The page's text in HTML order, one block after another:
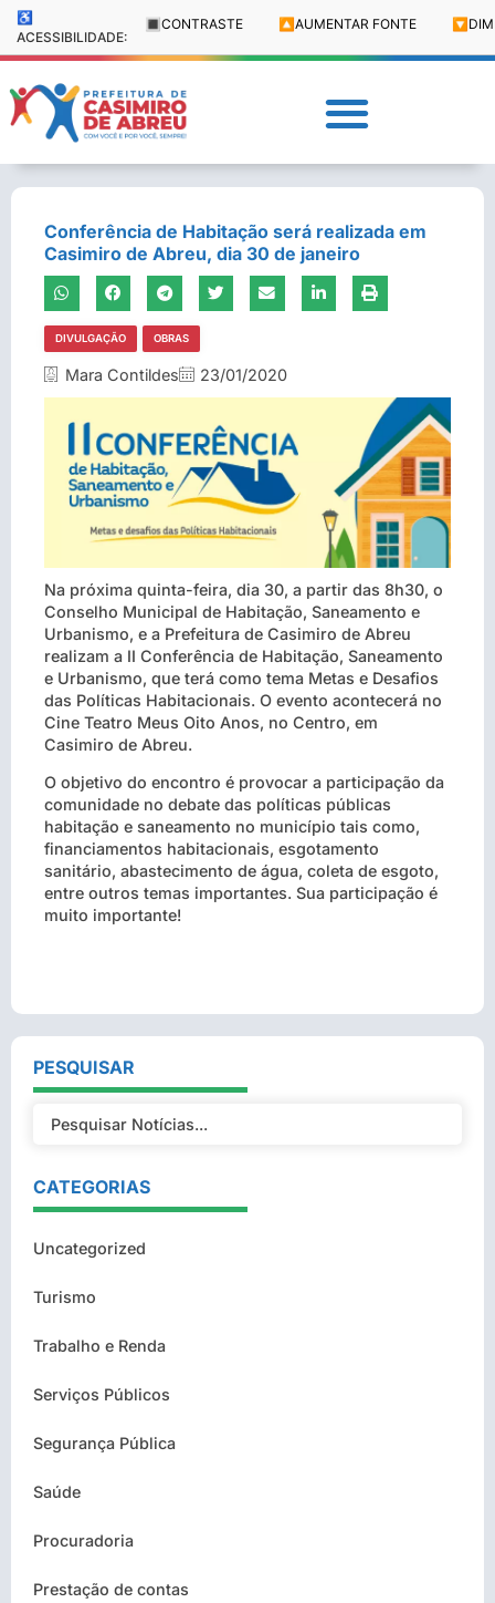
♿
ACESSIBILIDADE:
🔳 CONTRASTE 🔼 AUMENTAR FONTE 🔽
Conferência de Habitação será realizada em
Casimiro de Abreu, dia 30 de janeiro
DIVULGAÇÃO OBRAS
Mara Contildes 23/01/2020
Na próxima quinta-feira, dia 30, a partir das 8h30, o
Conselho Municipal de Habitação, Saneamento e
Urbanismo, e a Prefeitura de Casimiro de Abreu
realizam a II Conferência de Habitação, Saneamento
e Urbanismo, que terá como tema Metas e Desafios
das Políticas Habitacionais. O evento acontecerá no
Cine Teatro Meus Oito Anos, no Centro, em
Casimiro de Abreu.
O objetivo do encontro é provocar a participação da
comunidade no debate das políticas públicas
habitação e saneamento no município tais como,
financiamentos habitacionais, esgotamento
sanitário, abastecimento de água, coleta de esgoto,
entre outros temas importantes. Sua participação é
muito importante!
PESQUISAR
CATEGORIAS
Uncategorized
Turismo
Trabalho e Renda
Serviços Públicos
Segurança Pública
Saúde
Procuradoria
Prestação de contas